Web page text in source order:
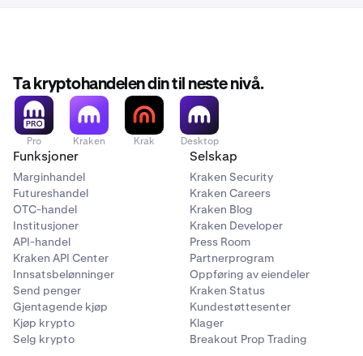
Ta kryptohandelen din til neste nivå.
Pro Kraken Krak Desktop
Funksjoner
Marginhandel
Futureshandel
OTC-handel
Institusjoner
API-handel
Kraken API Center
Innsatsbelønninger
Send penger
Gjentagende kjøp
Kjøp krypto
Selg krypto
Selskap
Kraken Security
Kraken Careers
Kraken Blog
Kraken Developer
Press Room
Partnerprogram
Oppføring av eiendeler
Kraken Status
Kundestøttesenter
Klager
Breakout Prop Trading